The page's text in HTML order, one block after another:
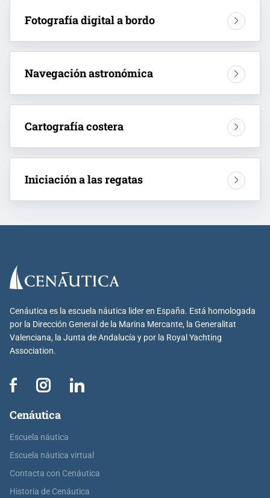
Fotografía digital a bordo
Navegación astronómica
Cartografía costera
Iniciación a las regatas
Cenáutica es la escuela náutica lider en España. Está homologada
por la Dirección General de la Marina Mercante, la Generalitat
Valenciana, la Junta de Andalucía y por la Royal Yachting
Association.
Cenáutica
Escuela náutica
Escuela náutica virtual
Contacta con Cenáutica
Historia de Cenáutica